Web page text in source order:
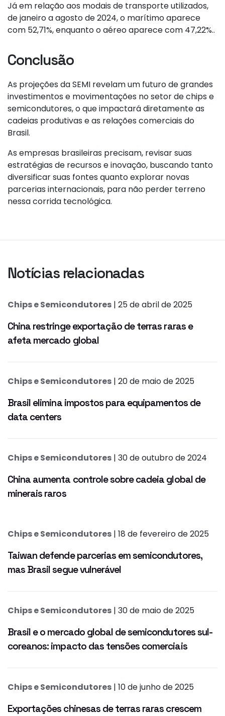
Já em relação aos modais de transporte utilizados,
de janeiro a agosto de 2024, o marítimo aparece
com 52,71%, enquanto o aéreo aparece com 47,22%..
Conclusão
As projeções da SEMI revelam um futuro de grandes
investimentos e movimentações no setor de chips e
semicondutores, o que impactará diretamente as
cadeias produtivas e as relações comerciais do
Brasil.
As empresas brasileiras precisam, revisar suas
estratégias de recursos e inovação, buscando tanto
diversificar suas fontes quanto explorar novas
parcerias internacionais, para não perder terreno
nessa corrida tecnológica.
Notícias relacionadas
Chips e Semicondutores | 25 de abril de 2025
China restringe exportação de terras raras e
afeta mercado global
Chips e Semicondutores | 20 de maio de 2025
Brasil elimina impostos para equipamentos de
data centers
Chips e Semicondutores | 30 de outubro de 2024
China aumenta controle sobre cadeia global de
minerais raros
Chips e Semicondutores | 18 de fevereiro de 2025
Taiwan defende parcerias em semicondutores,
mas Brasil segue vulnerável
Chips e Semicondutores | 30 de maio de 2025
Brasil e o mercado global de semicondutores sul-
coreanos: impacto das tensões comerciais
Chips e Semicondutores | 10 de junho de 2025
Exportações chinesas de terras raras crescem